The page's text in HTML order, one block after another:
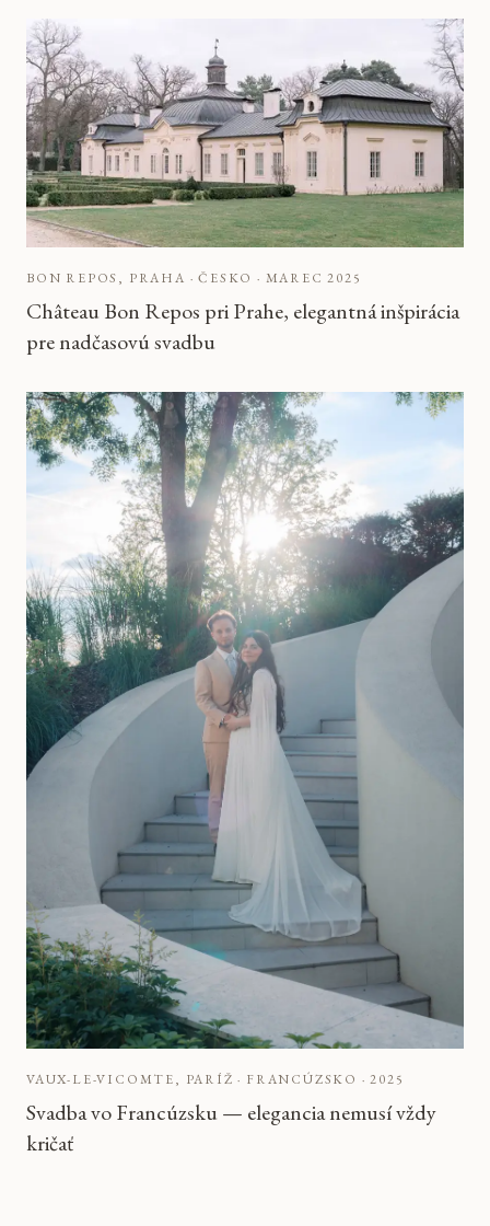
BON REPOS, PRAHA · ČESKO · MAREC 2025
Château Bon Repos pri Prahe, elegantná inšpirácia
pre nadčasovú svadbu
VAUX-LE-VICOMTE, PARÍŽ · FRANCÚZSKO ·2025
Svadba vo Francúzsku — elegancia nemusí vždy
kričať